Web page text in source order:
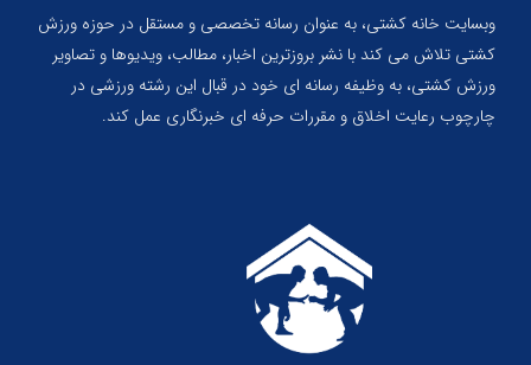
وبسایت خانه کشتی، به عنوان رسانه تخصصی و مستقل در حوزه ورزش
کشتی تلاش می کند با نشر بروزترین اخبار، مطالب، ویدیوها و تصاویر
ورزش کشتی، به وظیفه رسانه ای خود در قبال این رشته ورزشی در
چارچوب رعایت اخلاق و مقررات حرفه ای خبرنگاری عمل کند.